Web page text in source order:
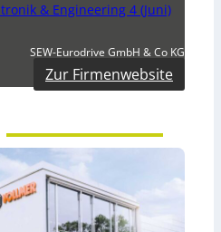
& Engineering 4 (Juni)
SEW-Eurodrive GmbH & Co KG
Zur Firmenwebsite